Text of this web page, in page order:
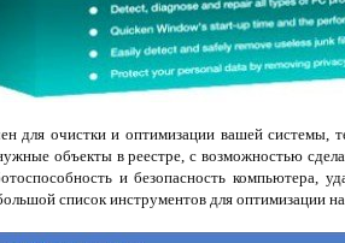
для очистки и оптимизации вашей
объекты в реестре, с возможностью
и безопасность компьютера,
список инструментов для оптимизации